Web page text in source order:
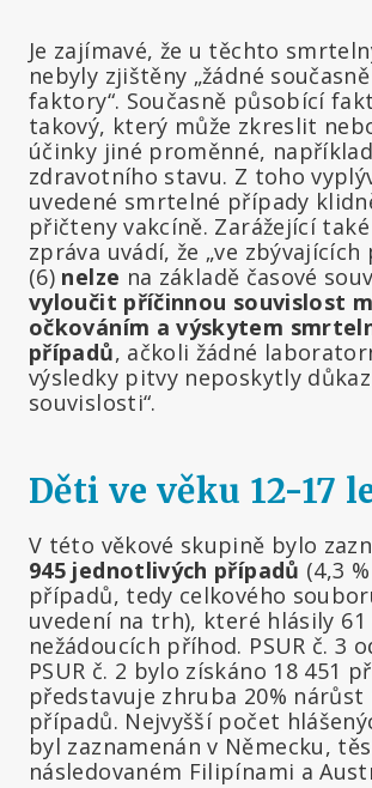
Je zajímavé, že u těchto
nebyly zjištěny „žádné
faktory“. Současně působící
takový, který může zkreslit
účinky jiné proměnné,
zdravotního stavu. Z toho
uvedené smrtelné případy
přičteny vakcíně. Zarážející také
zpráva uvádí, že „ve zbývajících
(6) nelze na základě časové
vyloučit příčinnou souvislost
očkováním a výskytem
případů, ačkoli žádné
výsledky pitvy neposkytly
souvislosti“.
Děti ve věku 12-17
V této věkové skupině bylo
945 jednotlivých případů (4,3
případů, tedy celkového
uvedení na trh), které hlásily 61
nežádoucích příhod. PSUR č. 3
PSUR č. 2 bylo získáno 18 451
představuje zhruba 20% nárůst
případů. Nejvyšší počet
byl zaznamenán v Německu,
následovaném Filipínami a